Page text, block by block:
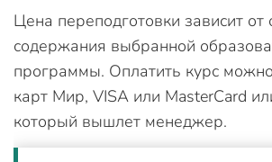
Цена переподготовки зависит
содержания выбранной
программы. Оплатить курс
карт Мир, VISA или MasterCard
который вышлет менеджер.